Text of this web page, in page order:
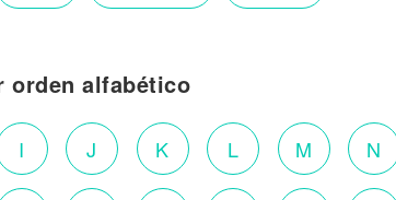
orden alfabético
I J K L M N